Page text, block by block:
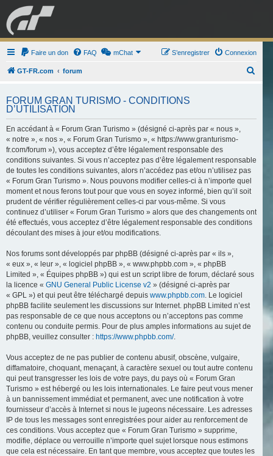
GRAN TURISMO FORUM
ESPORT BOUTIQUE
Faire un don FAQ mChat Connexion
S’enregistrer
GT-FR.com forum
FORUM GRAN TURISMO - CONDITIONS
D’UTILISATION
En accédant à « Forum Gran Turismo » (désigné ci-après par « nous »,
« notre », « nos », « Forum Gran Turismo », « https://www.granturismo-
fr.com/forum »), vous acceptez d’être légalement responsable des
conditions suivantes. Si vous n’acceptez pas d’être légalement responsable
de toutes les conditions suivantes, alors n’accédez pas et/ou n’utilisez pas
« Forum Gran Turismo ». Nous pouvons modifier celles-ci à n’importe quel
moment et nous ferons tout pour que vous en soyez informé, bien qu’il soit
prudent de vérifier régulièrement celles-ci par vous-même. Si vous
continuez d’utiliser « Forum Gran Turismo » alors que des changements ont
été effectués, vous acceptez d’être légalement responsable des conditions
découlant des mises à jour et/ou modifications.
Nos forums sont développés par phpBB (désigné ci-après par « ils »,
« eux », « leur », « logiciel phpBB », « www.phpbb.com », « phpBB
Limited », « Équipes phpBB ») qui est un script libre de forum, déclaré sous
la licence « GNU General Public License v2 » (désigné ci-après par
« GPL ») et qui peut être téléchargé depuis www.phpbb.com. Le logiciel
phpBB facilite seulement les discussions sur Internet. phpBB Limited n’est
pas responsable de ce que nous acceptons ou n’acceptons pas comme
contenu ou conduite permis. Pour de plus amples informations au sujet de
phpBB, veuillez consulter : https://www.phpbb.com/.
Vous acceptez de ne pas publier de contenu abusif, obscène, vulgaire,
diffamatoire, choquant, menaçant, à caractère sexuel ou tout autre contenu
qui peut transgresser les lois de votre pays, du pays où « Forum Gran
Turismo » est hébergé ou les lois internationales. Le faire peut vous mener
à un bannissement immédiat et permanent, avec une notification à votre
fournisseur d’accès à Internet si nous le jugeons nécessaire. Les adresses
IP de tous les messages sont enregistrées pour aider au renforcement de
ces conditions. Vous acceptez que « Forum Gran Turismo » supprime,
modifie, déplace ou verrouille n’importe quel sujet lorsque nous estimons
que cela est nécessaire. En tant que membre, vous acceptez que toutes les